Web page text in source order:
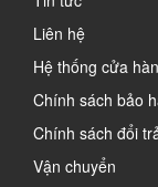
Liên hệ
Hệ thống cửa
Chính sách bảo
Chính sách đổi
Vận chuyển